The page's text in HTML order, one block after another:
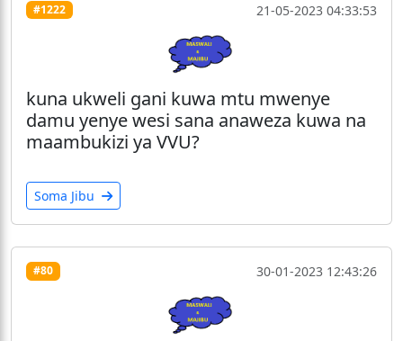
#1222 21-05-2023 04:33:53
kuna ukweli gani kuwa mtu mwenye
damu yenye wesi sana anaweza kuwa na
maambukizi ya VVU?
Soma Jibu
#80 30-01-2023 12:43:26